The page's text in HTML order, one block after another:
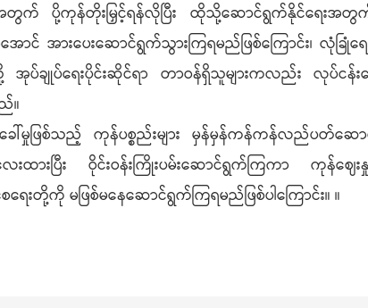
းအတွက် ပို့ကုန်တိုးမြှင့်ရန်လိုပြီး ထိုသို့ဆောင်ရွက်နိုင်ရေး
င် အားပေးဆောင်ရွက်သွားကြရမည်ဖြစ်ကြောင်း၊ လုံခြုံရ
ျုပ်ရေးပိုင်းဆိုင်ရာ တာဝန်ရှိသူများကလည်း လုပ်ငန်းဆ
။
ါ်မှုဖြစ်သည့် ကုန်ပစ္စည်းများ မှန်မှန်ကန်ကန်လည်ပတ်ဆော
ပြီး ဝိုင်းဝန်းကြိုးပမ်းဆောင်ရွက်ကြကာ ကုန်ဈေးနှုန်းက
းတို့ကို မဖြစ်မနေဆောင်ရွက်ကြရမည်ဖြစ်ပါကြောင်း။ ။